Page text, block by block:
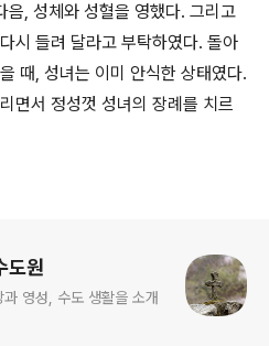
음, 성체와 성혈을 영했다. 그리고
시 들려 달라고 부탁하였다. 돌아
때, 성녀는 이미 안식한 상태였다.
면서 정성껏 성녀의 장례를 치르
도원
영성, 수도 생활을 소개